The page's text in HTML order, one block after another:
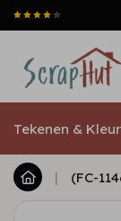
Tekenen &
| (FC-